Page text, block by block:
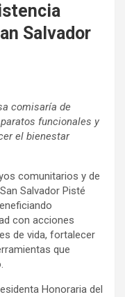
Salvador
comisaría de
funcionales y
el bienestar
comunitarios y de
Salvador Pisté
con acciones
de vida, fortalecer
que
Honoraria del